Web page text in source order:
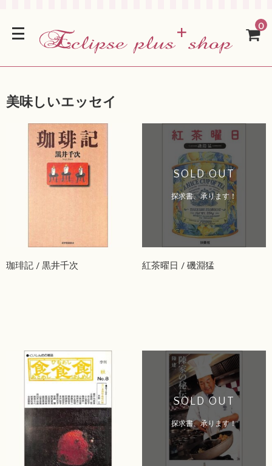
0
美味しいエッセイ
珈琲記 / 黒井千次
SOLD OUT
探求書、承ります！
紅茶曜日 / 磯淵猛
SOLD OUT
探求書、承ります！